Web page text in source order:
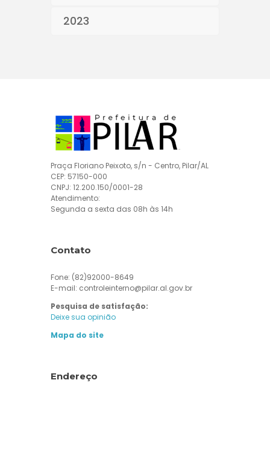
2023
Praça Floriano Peixoto, s/n - Centro, Pilar/AL
CEP: 57150-000
CNPJ: 12.200.150/0001-28
Atendimento:
Segunda a sexta das 08h às 14h
Contato
Fone: (82)92000-8649
E-mail: controleinterno@pilar.al.gov.br
Pesquisa de satisfação:
Deixe sua opinião
Mapa do site
Endereço